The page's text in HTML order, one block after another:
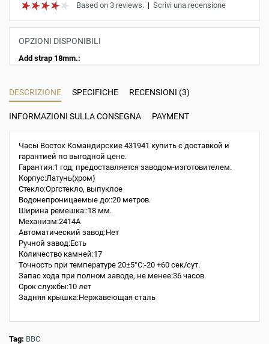
Based on 3 reviews. | Scrivi una recensione
OPZIONI DISPONIBILI
Add strap 18mm.:
DESCRIZIONE SPECIFICHE RECENSIONI (3)
INFORMAZIONI SULLA CONSEGNA PAYMENT
Часы Восток Командирские 431941 купить с доставкой и
гарантией по выгодной цене.
Гарантия:1 год, предоставляется заводом-изготовителем.
Корпус:Латунь(хром)
Стекло:Оргстекло, выпуклое
Водонепроницаемые до::20 метров.
Ширина ремешка::18 мм.
Механизм:2414A
Автоматический завод:Нет
Ручной завод:Есть
Количество камней:17
Точность при температуре 20±5°С:-20 +60 сек/сут.
Запас хода при полном заводе, не менее:36 часов.
Срок службы:10 лет
Задняя крышка:Нержавеющая сталь
Tag: ВВС